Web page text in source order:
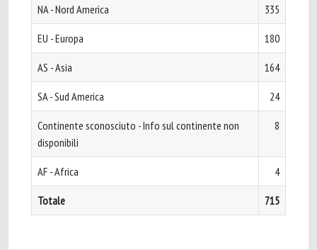
NA - Nord America 335
EU - Europa 180
AS - Asia 164
SA - Sud America 24
Continente sconosciuto - Info sul continente non
disponibili
8
AF - Africa 4
Totale 715